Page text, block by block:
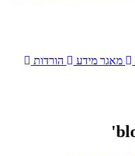
מאגר מידע
הורדות